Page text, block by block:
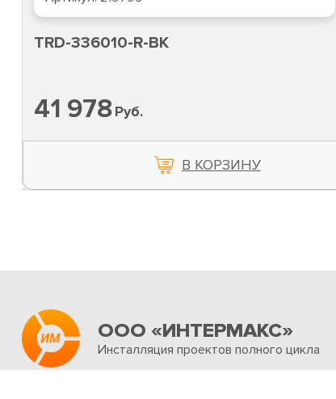
TRD-336010-R-BK
41 978Руб.
В КОРЗИНУ
ООО «ИНТЕРМАКС»
Инсталляция проектов полного цикла